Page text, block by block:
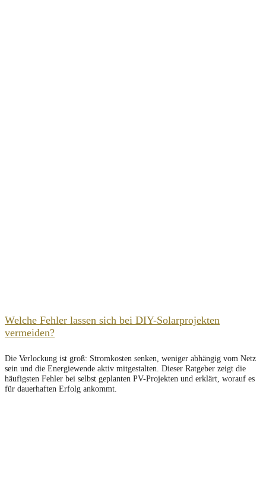
Welche Fehler lassen sich bei DIY-Solarprojekten
vermeiden?
Die Verlockung ist groß: Stromkosten senken, weniger abhängig vom Netz
sein und die Energiewende aktiv mitgestalten. Dieser Ratgeber zeigt die
häufigsten Fehler bei selbst geplanten PV-Projekten und erklärt, worauf es
für dauerhaften Erfolg ankommt.